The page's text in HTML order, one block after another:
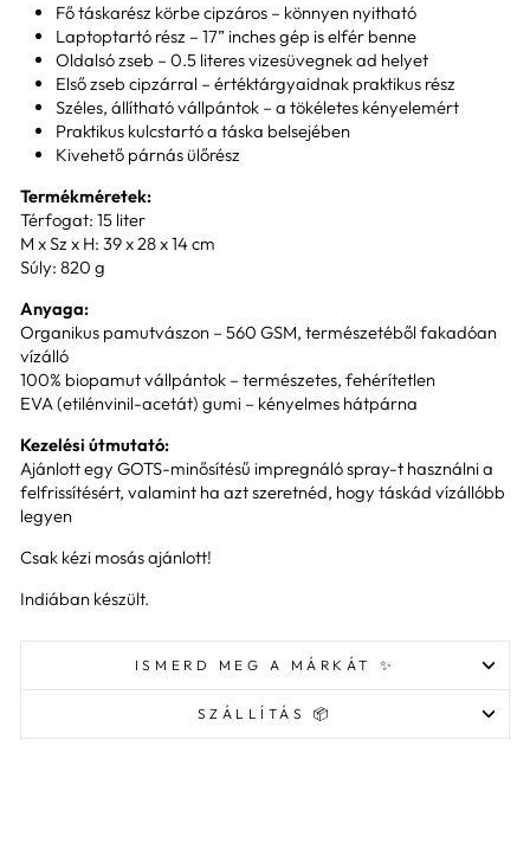
Fő táskarész körbe cipzáros – könnyen nyitható
Laptoptartó rész – 17” inches gép is elfér benne
Oldalsó zseb – 0.5 literes vizesüvegnek ad helyet
Első zseb cipzárral – értéktárgyaidnak praktikus rész
Széles, állítható vállpántok – a tökéletes kényelemért
Praktikus kulcstartó a táska belsejében
Kivehető párnás ülőrész
Termékméretek:
Térfogat: 15 liter
M x Sz x H: 39 x 28 x 14 cm
Súly: 820 g
Anyaga:
Organikus pamutvászon – 560 GSM, természetéből fakadóan
vízálló
100% biopamut vállpántok – természetes, fehérítetlen
EVA (etilénvinil-acetát) gumi – kényelmes hátpárna
Kezelési útmutató:
Ajánlott egy GOTS-minősítésű impregnáló spray-t használni a
felfrissítésért, valamint ha azt szeretnéd, hogy táskád vízállóbb
legyen
Csak kézi mosás ajánlott!
Indiában készült.
ISMERD MEG A MÁRKÁT ✨
SZÁLLÍTÁS 📦